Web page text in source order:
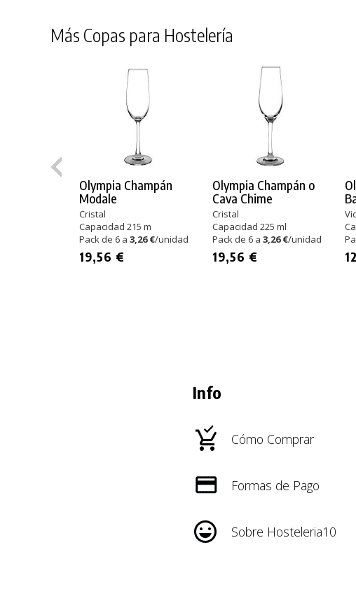
Más Copas para Hostelería
Olympia Champán
Modale
Cristal
Capacidad 215 m
Pack de 6 a 3,26 €/unidad
19,56 €
Olympia Champán o
Cava Chime
Cristal
Capacidad 225 ml
Pack de 6 a 3,26 €/unidad
19,56 €
Info
Cómo Comprar
Formas de Pago
Sobre Hosteleria10